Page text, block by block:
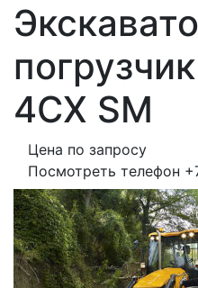
4CX SM
Цена по запросу
Посмотреть телефон